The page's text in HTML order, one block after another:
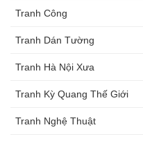
Tranh Công
Tranh Dán Tường
Tranh Hà Nội Xưa
Tranh Kỳ Quang Thế Giới
Tranh Nghệ Thuật